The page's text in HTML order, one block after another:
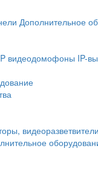
Дополнительное
видеодомофоны IP-
видеоразветвители